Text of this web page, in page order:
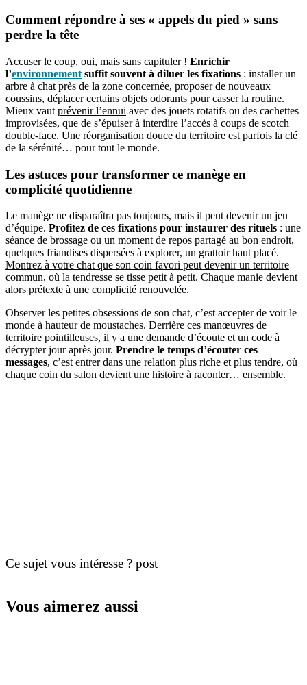
Comment répondre à ses « appels du pied » sans
perdre la tête
Accuser le coup, oui, mais sans capituler ! Enrichir
l’environnement suffit souvent à diluer les fixations : installer un
arbre à chat près de la zone concernée, proposer de nouveaux
coussins, déplacer certains objets odorants pour casser la routine.
Mieux vaut prévenir l’ennui avec des jouets rotatifs ou des cachettes
improvisées, que de s’épuiser à interdire l’accès à coups de scotch
double-face. Une réorganisation douce du territoire est parfois la clé
de la sérénité… pour tout le monde.
Les astuces pour transformer ce manège en
complicité quotidienne
Le manège ne disparaîtra pas toujours, mais il peut devenir un jeu
d’équipe. Profitez de ces fixations pour instaurer des rituels : une
séance de brossage ou un moment de repos partagé au bon endroit,
quelques friandises dispersées à explorer, un grattoir haut placé.
Montrez à votre chat que son coin favori peut devenir un territoire
commun, où la tendresse se tisse petit à petit. Chaque manie devient
alors prétexte à une complicité renouvelée.
Observer les petites obsessions de son chat, c’est accepter de voir le
monde à hauteur de moustaches. Derrière ces manœuvres de
territoire pointilleuses, il y a une demande d’écoute et un code à
décrypter jour après jour. Prendre le temps d’écouter ces
messages, c’est entrer dans une relation plus riche et plus tendre, où
chaque coin du salon devient une histoire à raconter… ensemble.
Ce sujet vous intéresse ? post
Vous aimerez aussi